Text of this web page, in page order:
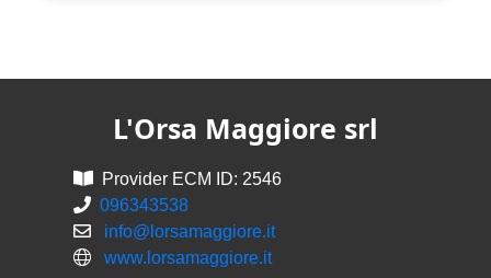
L'Orsa Maggiore srl
Provider ECM ID: 2546
096343538
info@lorsamaggiore.it
www.lorsamaggiore.it